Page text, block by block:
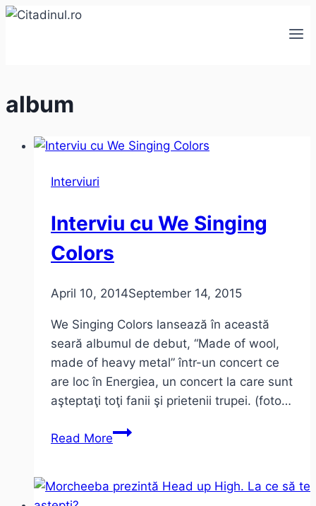
Skip
album
Interviuri
Interviu cu We Singing
Colors
April 10, 2014September 14, 2015
We Singing Colors lansează în această
seară albumul de debut, “Made of wool,
made of heavy metal” într-un concert ce
are loc în Energiea, un concert la care sunt
aşteptaţi toţi fanii şi prietenii trupei. (foto…
Read MoreInterviu
Singing